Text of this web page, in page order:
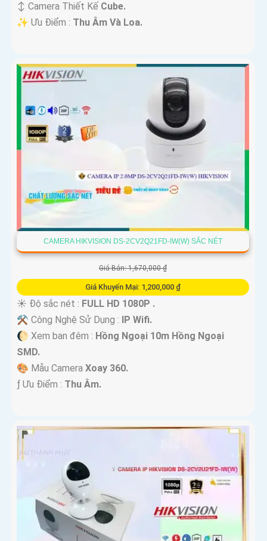
↕️ Camera Thiết Kế Cube.
️✨ Ưu Điểm : Thu Âm Và Loa.
CAMERA HIKVISION DS-2CV2Q21FD-IW(W) SẮC NÉT
Giá Bán: 1,670,000 ₫
Giá Khuyến Mại: 1,200,000 ₫
☀️ Độ sắc nét : FULL HD 1080P .
⚒ Công Nghệ Sử Dụng :
IP Wifi.
🌔 Xem ban đêm : Hồng Ngoại 10m Hồng Ngoại
SMD.
🎨 Mẫu Camera Xoay 360.
️ƒ Ưu Điểm : Thu Âm.